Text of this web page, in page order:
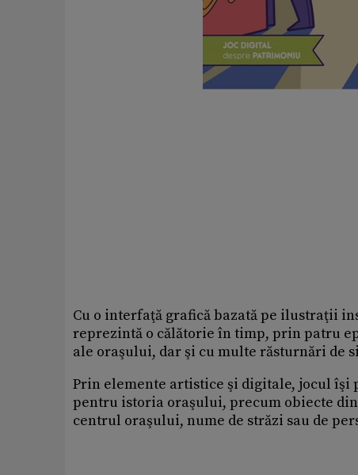
Cu o interfaţă grafică bazată pe ilustraţii
reprezintă o călătorie în timp, prin patru
ale oraşului, dar şi cu multe răsturnări de
Prin elemente artistice şi digitale, jocul
pentru istoria oraşului, precum obiecte
centrul oraşului, nume de străzi sau de